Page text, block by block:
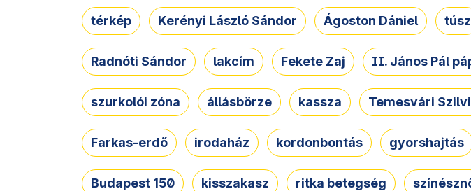
térkép Kerényi László Sándor Ágoston Dániel túsz
Radnóti Sándor lakcím Fekete Zaj II. János Pál
szurkolói zóna állásbörze kassza Temesvári
Farkas-erdő irodaház kordonbontás gyorshajtás
Budapest 150 kisszakasz ritka betegség